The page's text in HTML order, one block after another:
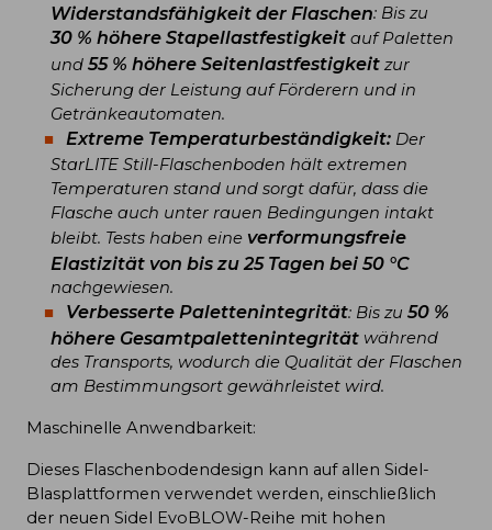
Widerstandsfähigkeit der Flaschen: Bis zu
30 % höhere Stapellastfestigkeit auf Paletten
und 55 % höhere Seitenlastfestigkeit zur
Sicherung der Leistung auf Förderern und in
Getränkeautomaten.
Extreme Temperaturbeständigkeit: Der
StarLITE Still-Flaschenboden hält extremen
Temperaturen stand und sorgt dafür, dass die
Flasche auch unter rauen Bedingungen intakt
bleibt. Tests haben eine verformungsfreie
Elastizität von bis zu 25 Tagen bei 50 °C
nachgewiesen.
Verbesserte Palettenintegrität: Bis zu50 %
höhere Gesamtpalettenintegrität während
des Transports, wodurch die Qualität der Flaschen
am Bestimmungsort gewährleistet wird.
Maschinelle Anwendbarkeit:
Dieses Flaschenbodendesign kann auf allen Sidel-
Blasplattformen verwendet werden, einschließlich
der neuen Sidel EvoBLOW-Reihe mit hohen